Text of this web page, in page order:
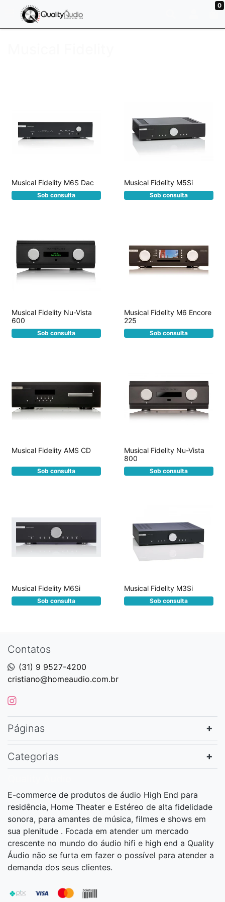
0
Musical Fidelity M6S Dac
Sob consulta
Musical Fidelity M5Si
Sob consulta
Musical Fidelity Nu-Vista
600
Sob consulta
Musical Fidelity M6 Encore
225
Sob consulta
Musical Fidelity AMS CD
Sob consulta
Musical Fidelity Nu-Vista
800
Sob consulta
Musical Fidelity M6Si
Sob consulta
Musical Fidelity M3Si
Sob consulta
Contatos
(31) 9 9527-4200
cristiano@homeaudio.com.br
Páginas
Categorias
E-commerce de produtos de áudio High End para
residência, Home Theater e Estéreo de alta fidelidade
sonora, para amantes de música, filmes e shows em
sua plenitude . Focada em atender um mercado
crescente no mundo do áudio hifi e high end a Quality
Áudio não se furta em fazer o possível para atender a
demanda dos seus clientes.